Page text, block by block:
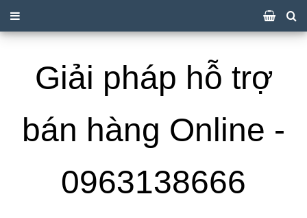
Giải pháp hỗ trợ
bán hàng Online -
0963138666